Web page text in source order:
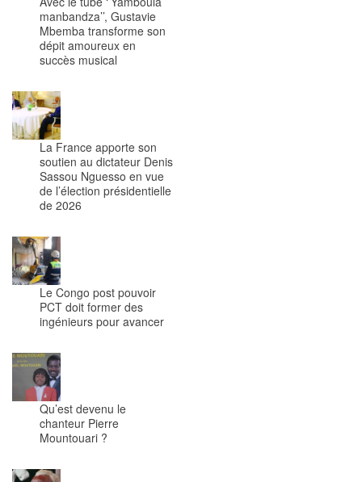
manbandza’’, Gustavie
Mbemba transforme son
dépit amoureux en
succès musical
La France apporte son
soutien au dictateur Denis
Sassou Nguesso en vue
de l’élection présidentielle
de 2026
Le Congo post pouvoir
PCT doit former des
ingénieurs pour avancer
Qu’est devenu le
chanteur Pierre
Mountouari ?